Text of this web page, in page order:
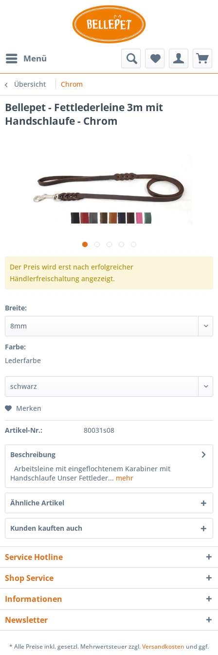
Menü
Übersicht Chrom
Bellepet - Fettlederleine 3m mit
Handschlaufe - Chrom
Der Preis wird erst nach erfolgreicher
Händlerfreischaltung angezeigt.
Breite:
Farbe:
Lederfarbe
Merken
Artikel-Nr.: 80031s08
Beschreibung
Arbeitsleine mit eingeflochtenem Karabiner mit
Handschlaufe Unser Fettleder... mehr
Ähnliche Artikel
Kunden kauften auch
Service Hotline
Shop Service
Informationen
Newsletter
* Alle Preise inkl. gesetzl. Mehrwertsteuer zzgl.Versandkosten und ggf.